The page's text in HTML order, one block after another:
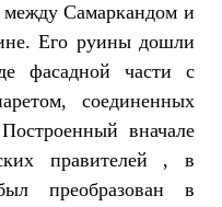
между Самаркандом и
Его руины дошли
фасадной части с
соединенных
вначале
правителей , в
преобразован в